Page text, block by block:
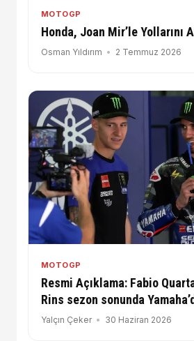
MOTOGP
Honda, Joan Mir’le Yollarını
Osman Yıldırım 2 Temmuz 2026
MOTOGP
Resmi Açıklama: Fabio
Rins sezon sonunda
Yalçın Çeker 30 Haziran 2026